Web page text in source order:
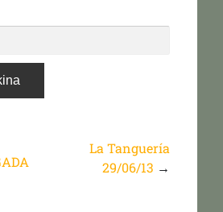
La Tanguería
29/06/13 →